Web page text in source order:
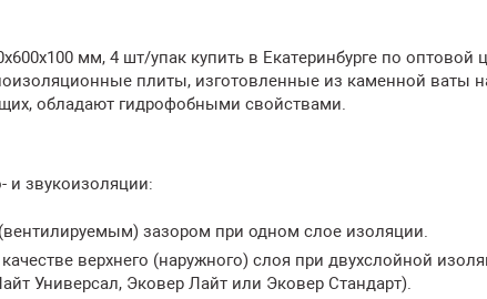
мм, 4 шт/упак купить в Екатеринбурге по оптовой
плиты, изготовленные из каменной ваты
обладают гидрофобными свойствами.
и звукоизоляции:
зазором при одном слое изоляции.
верхнего (наружного) слоя при двухслойной
Универсал, Эковер Лайт или Эковер Стандарт).